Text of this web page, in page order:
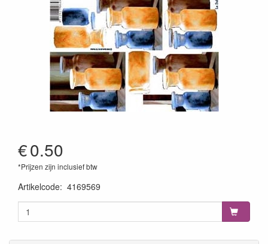
€0.50
*Prijzen zijn inclusief btw
Artikelcode: 4169569